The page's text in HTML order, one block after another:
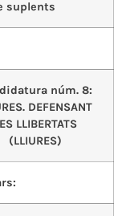
suplents
núm. 8:
DEFENSANT
LLIBERTATS
(LLIURES)